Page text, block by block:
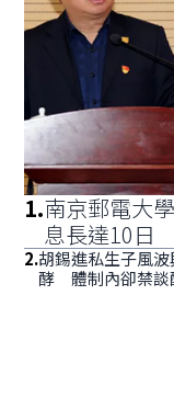
1.南京郵電大
息長達10日
2.胡錫進私生子風
酵 體制內卻禁談